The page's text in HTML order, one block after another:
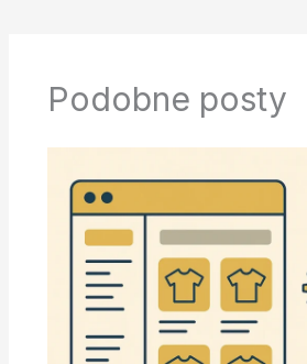
Podobne posty